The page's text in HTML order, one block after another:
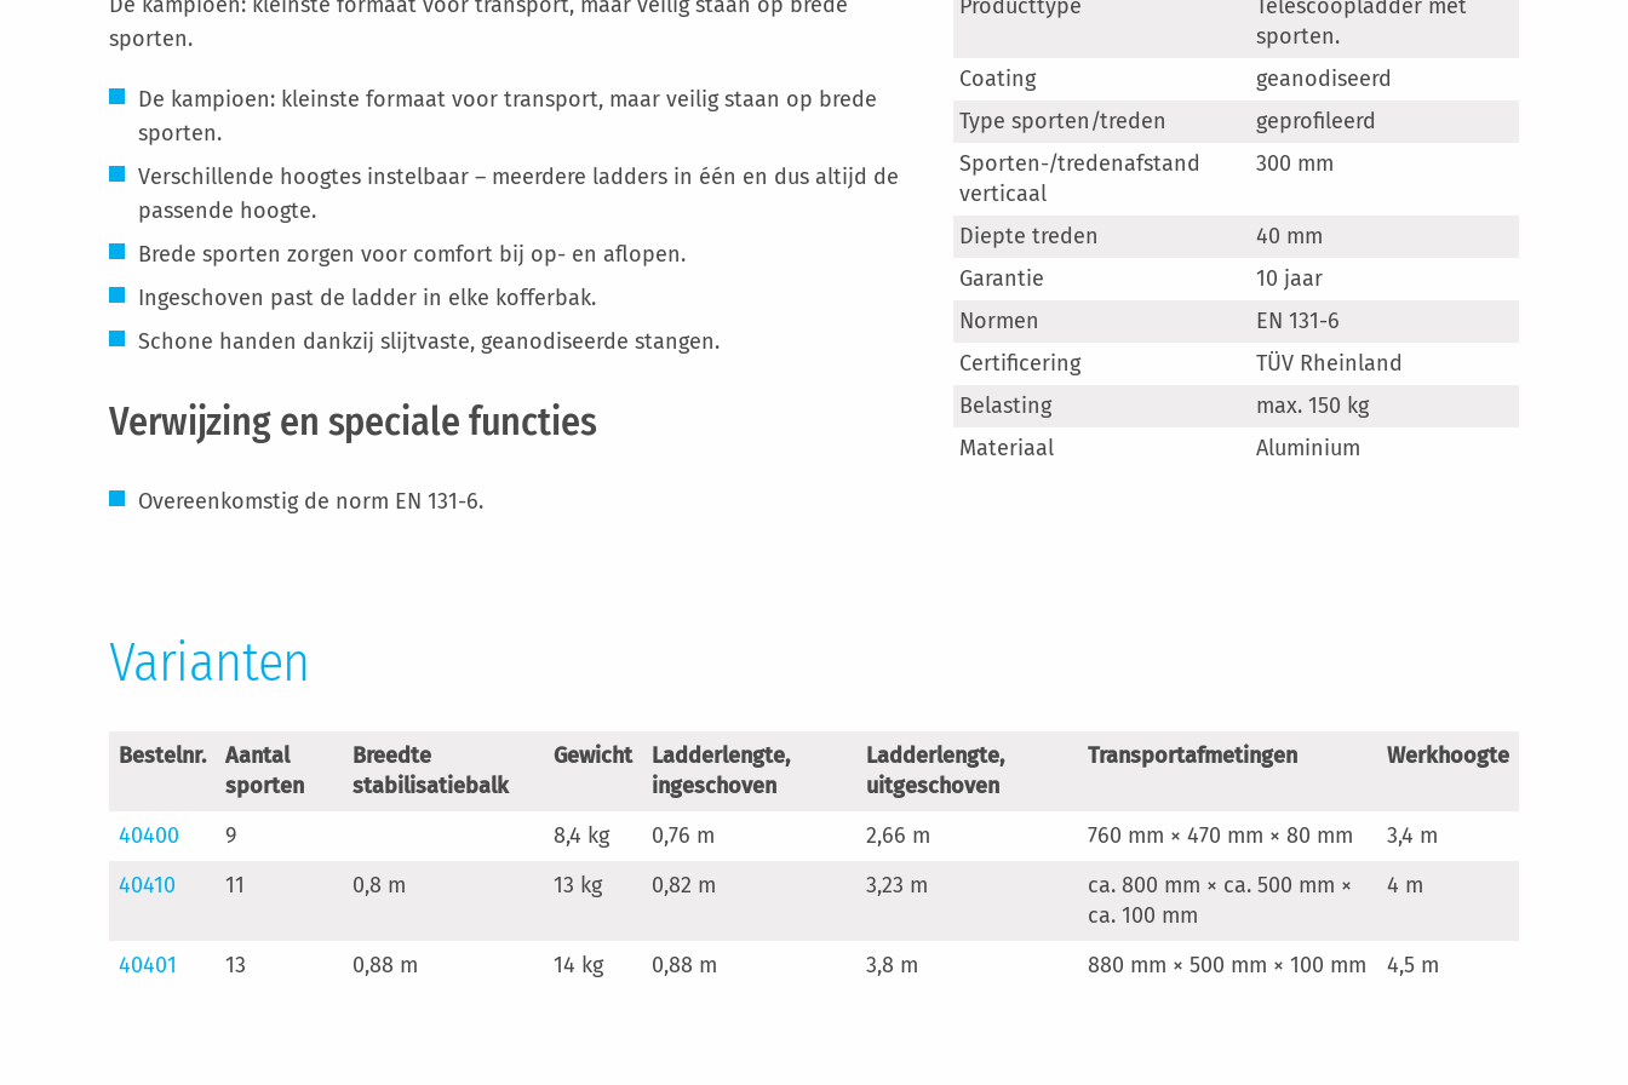
sporten.
De kampioen: kleinste formaat voor transport, maar veilig staan op brede
sporten.
Verschillende hoogtes instelbaar – meerdere ladders in één en dus altijd de
passende hoogte.
Brede sporten zorgen voor comfort bij op- en aflopen.
Ingeschoven past de ladder in elke kofferbak.
Schone handen dankzij slijtvaste, geanodiseerde stangen.
Verwijzing en speciale functies
Overeenkomstig de norm EN 131-6.
Producttype
Telescoopladder met
sporten.
Coating
geanodiseerd
Type sporten/treden
geprofileerd
Sporten-/tredenafstand
verticaal
300 mm
Diepte treden
40 mm
Garantie
10 jaar
Normen
EN 131-6
Certificering
TÜV Rheinland
Belasting
max. 150 kg
Materiaal
Aluminium
Varianten
Bestelnr.
Aantal
sporten
Breedte
stabilisatiebalk
Gewicht
Ladderlengte,
ingeschoven
Ladderlengte,
uitgeschoven
Transportafmetingen Werkhoogte
40400 9 8,4 kg 0,76 m 2,66 m 760 mm × 470 mm × 80 mm
3,4 m
40410
11 0,8 m 13 kg 0,82 m 3,23 m
ca. 800 mm × ca. 500 mm ×
ca. 100 mm
4 m
40401 13 0,88 m 14 kg 0,88 m 3,8 m 880 mm × 500 mm × 100 mm 4,5 m